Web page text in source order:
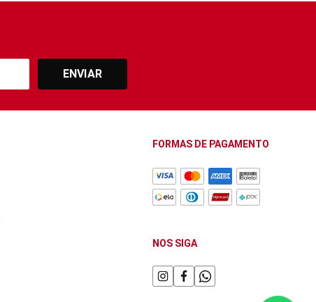
ENVIAR
FORMAS DE PAGAMENTO
NOS SIGA